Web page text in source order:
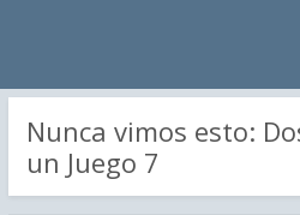
Nunca vimos esto:
un Juego 7